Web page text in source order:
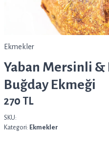
Ekmekler
Yaban Mersinli
Buğday Ekmeği
270 TL
SKU:
Kategori: Ekmekler